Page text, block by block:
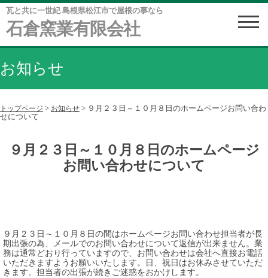
瓦と共に一世紀 島根県松江市で屋根の事なら
石倉窯業有限会社
お知らせ
トップページ > お知らせ > ９月２３日～１０月８日のホームページお問い合わ
せについて
９月２３日～１０月８日のホームページ
お問い合わせについて
９月２３日～１０月８日の間はホームページお問い合わせ担当者が長
期出張の為、メールでのお問い合わせについて返信が出来ません。業
務は通常どおり行っていますので、お問い合わせは会社へ直接お電話
いただきますようお願いいたします。日、祝日はお休みさせていただ
きます。担当者の出張が続きご迷惑をおかけします。